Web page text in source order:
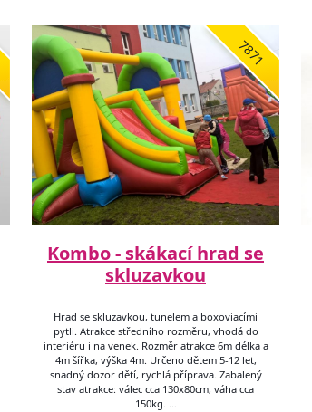
7871
Kombo - skákací hrad se
skluzavkou
Hrad se skluzavkou, tunelem a boxoviacími
pytli. Atrakce středního rozměru, vhodá do
interiéru i na venek. Rozměr atrakce 6m délka a
4m šířka, výška 4m. Určeno dětem 5-12 let,
snadný dozor dětí, rychlá příprava. Zabalený
stav atrakce: válec cca 130x80cm, váha cca
150kg. …